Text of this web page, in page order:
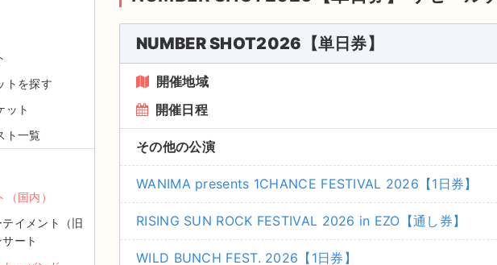
NUMBER SHOT2026【単日券】
開催地域
開催日程
その他の公演
WANIMA presents 1CHANCE FESTIVAL 2026【1日券】
RISING SUN ROCK FESTIVAL 2026 in EZO【通し券】
WILD BUNCH FEST. 2026【1日券】
トを探す
ット
ト一覧
国内）
イメント（旧
ート